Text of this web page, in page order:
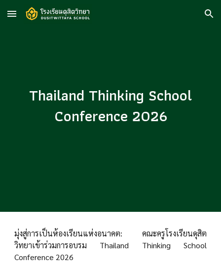
Skip to main content Skip to navigation
Thailand Thinking School
Conference 2026
มุ่งสู่การเป็นห้องเรียนแห่งอนาคต: คณะครูโรงเรียนดุสิต
วิทยาเข้าร่วมการอบรม Thailand Thinking School
Conference 2026